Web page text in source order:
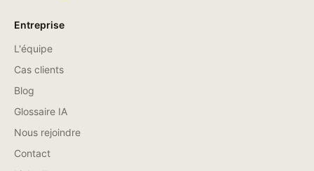
Entreprise
L'équipe
Cas clients
Blog
Glossaire IA
Nous rejoindre
Contact